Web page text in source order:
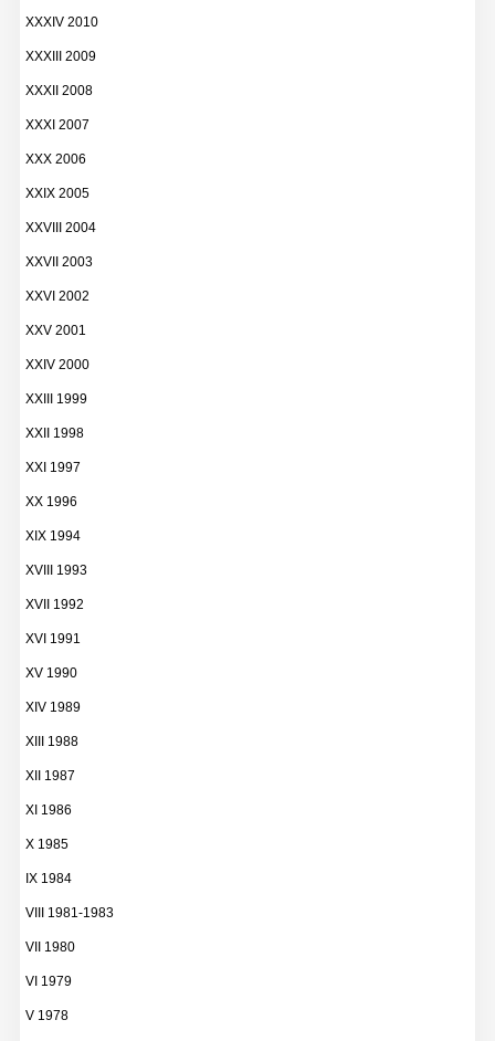
XXXIV 2010
XXXIII 2009
XXXII 2008
XXXI 2007
XXX 2006
XXIX 2005
XXVIII 2004
XXVII 2003
XXVI 2002
XXV 2001
XXIV 2000
XXIII 1999
XXII 1998
XXI 1997
XX 1996
XIX 1994
XVIII 1993
XVII 1992
XVI 1991
XV 1990
XIV 1989
XIII 1988
XII 1987
XI 1986
X 1985
IX 1984
VIII 1981-1983
VII 1980
VI 1979
V 1978